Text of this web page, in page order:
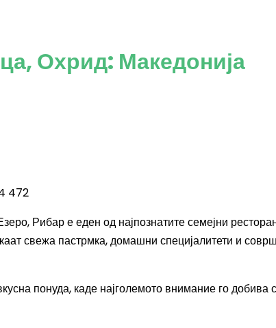
Охрид: Македонија
472
Рибар е еден од најпознатите семејни
свежа пастрмка, домашни специјалитети и
понуда, каде најголемото внимание го добива